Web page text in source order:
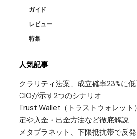
ガイド
レビュー
特集
人気記事
クラリティ法案、成立確率23%に
CIOが示す2つのシナリオ
Trust Wallet（トラストウォレット
定や入金・出金方法など徹底解説
メタプラネット、下限抵抗帯で反